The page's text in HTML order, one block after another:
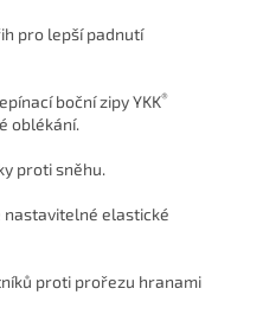
pro lepší padnutí
boční zipy YKK®
oblékání.
proti sněhu.
elastické
proti prořezu hranami